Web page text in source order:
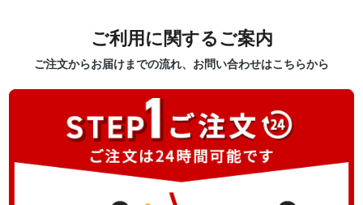
ご利用に関するご案内
ご注文からお届けまでの流れ、お問い合わせはこちらから